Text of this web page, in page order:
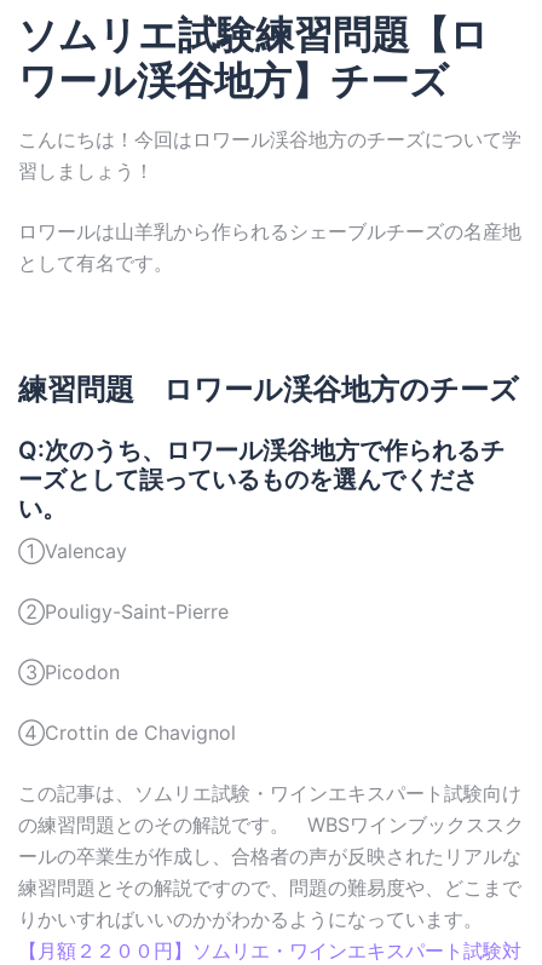
ソムリエ試験練習問題【ロ
ワール渓谷地方】チーズ
こんにちは！今回はロワール渓谷地方のチーズについて学
習しましょう！
ロワールは山羊乳から作られるシェーブルチーズの名産地
として有名です。
練習問題 ロワール渓谷地方のチーズ
Q:次のうち、ロワール渓谷地方で作られるチ
ーズとして誤っているものを選んでくださ
い。
①Valencay
②Pouligy-Saint-Pierre
③Picodon
④Crottin de Chavignol
この記事は、ソムリエ試験・ワインエキスパート試験向け
の練習問題とのその解説です。 WBSワインブックススク
ールの卒業生が作成し、合格者の声が反映されたリアルな
練習問題とその解説ですので、問題の難易度や、どこまで
りかいすればいいのかがわかるようになっています。
【月額２２００円】ソムリエ・ワインエキスパート試験対